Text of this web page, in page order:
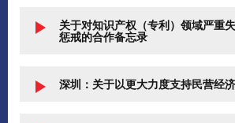
关于对知识产权（专利）领域严重
惩戒的合作备忘录
深圳：关于以更大力度支持民营经